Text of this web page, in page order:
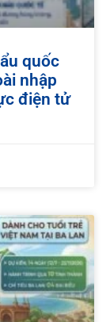
quốc
nhập
điện tử